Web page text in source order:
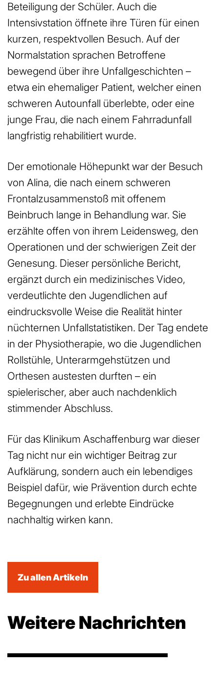
Beteiligung der Schüler. Auch die
Intensivstation öffnete ihre Türen für einen
kurzen, respektvollen Besuch. Auf der
Normalstation sprachen Betroffene
bewegend über ihre Unfallgeschichten –
etwa ein ehemaliger Patient, welcher einen
schweren Autounfall überlebte, oder eine
junge Frau, die nach einem Fahrradunfall
langfristig rehabilitiert wurde.
Der emotionale Höhepunkt war der Besuch
von Alina, die nach einem schweren
Frontalzusammenstoß mit offenem
Beinbruch lange in Behandlung war. Sie
erzählte offen von ihrem Leidensweg, den
Operationen und der schwierigen Zeit der
Genesung. Dieser persönliche Bericht,
ergänzt durch ein medizinisches Video,
verdeutlichte den Jugendlichen auf
eindrucksvolle Weise die Realität hinter
nüchternen Unfallstatistiken. Der Tag endete
in der Physiotherapie, wo die Jugendlichen
Rollstühle, Unterarmgehstützen und
Orthesen austesten durften – ein
spielerischer, aber auch nachdenklich
stimmender Abschluss.
Für das Klinikum Aschaffenburg war dieser
Tag nicht nur ein wichtiger Beitrag zur
Aufklärung, sondern auch ein lebendiges
Beispiel dafür, wie Prävention durch echte
Begegnungen und erlebte Eindrücke
nachhaltig wirken kann.
Zu allen Artikeln
Weitere Nachrichten